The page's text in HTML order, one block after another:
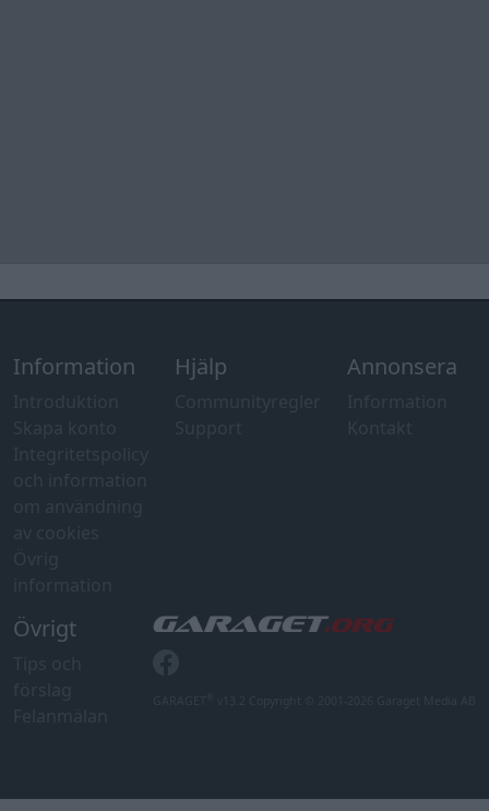
Information Hjälp Annonsera
Övrigt